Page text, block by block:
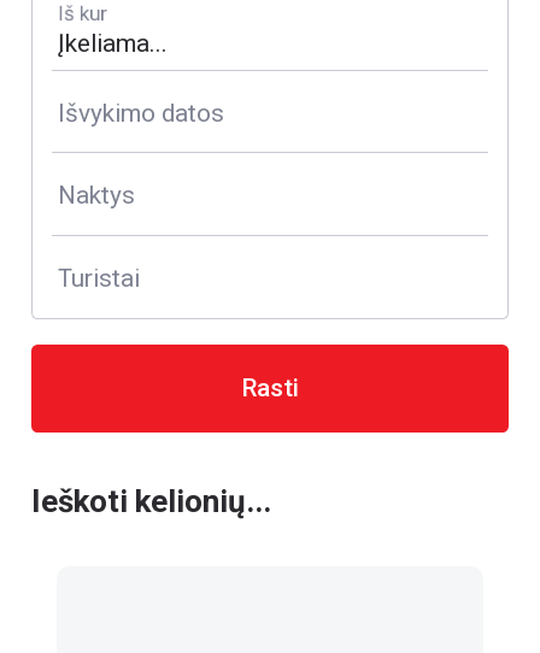
Iš kur
Išvykimo datos
Naktys
Turistai
Rasti
Ieškoti kelionių...